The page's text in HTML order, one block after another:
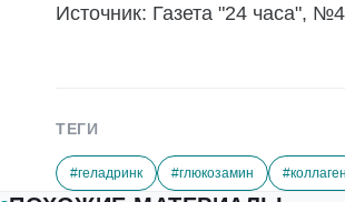
Источник: Газета "24 часа",
ТЕГИ
#геладринк #глюкозамин #коллаген